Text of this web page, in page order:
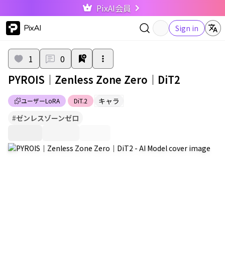
PixAI会員
PixAI Sign in
ユーザーLoRA DiT.2 キャラ
1 0
PYROIS｜Zenless Zone Zero｜DiT2
#ゼンレスゾーンゼロ